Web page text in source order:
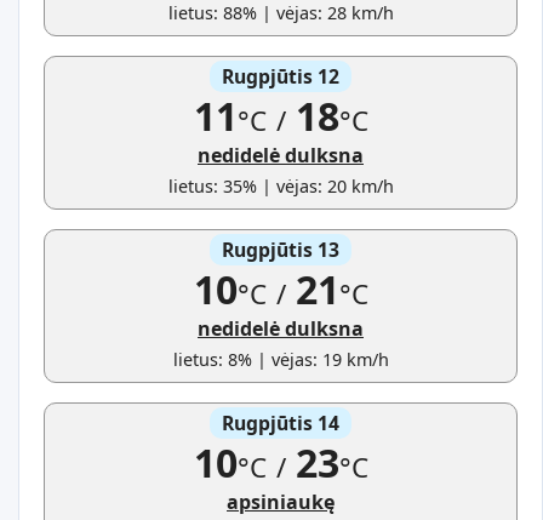
lietus: 88% | vėjas: 28 km/h
Rugpjūtis 12
11°C /18°C
nedidelė dulksna
lietus: 35% | vėjas: 20 km/h
Rugpjūtis 13
10°C /21°C
nedidelė dulksna
lietus: 8% | vėjas: 19 km/h
Rugpjūtis 14
10°C /23°C
apsiniaukę